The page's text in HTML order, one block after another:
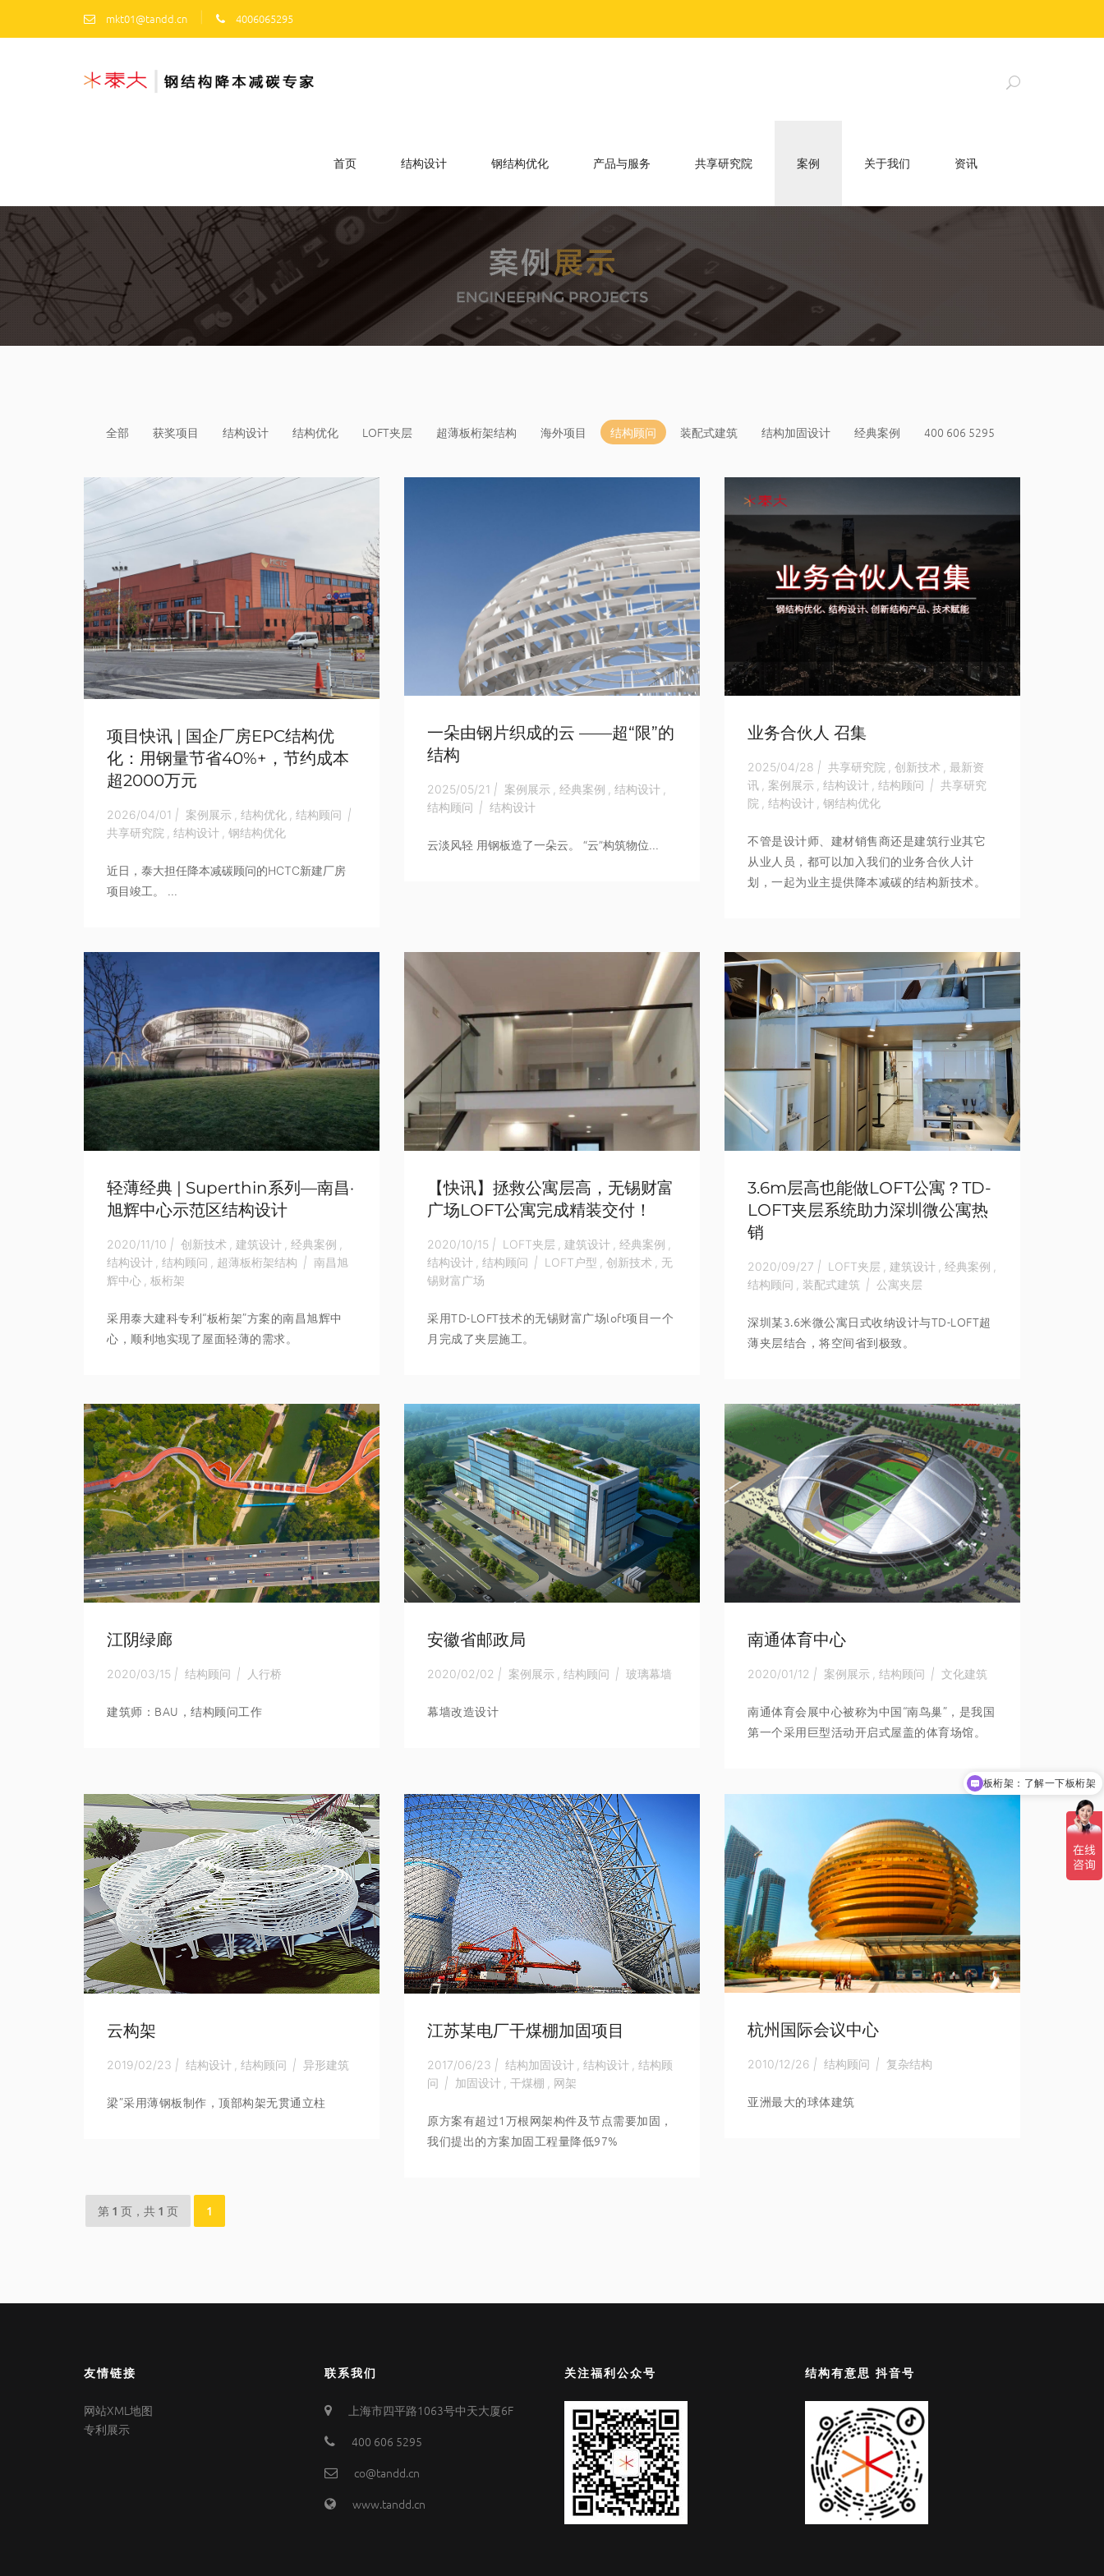
mkt01@tandd.cn 4006065295
首页 结构设计 钢结构优化 产品与服务 共享研究院 案例 关于我们 资讯
全部 获奖项目 结构设计 结构优化 LOFT夹层 超薄板桁架结构 海外项目 结构顾问 装配式建筑 结构加固设计 经典案例 400 606 5295
项目快讯 | 国企厂房EPC结构优
化：用钢量节省40%+，节约成本
超2000万元
2026/04/01 | 案例展示 结构优化 结构顾问 |
共享研究院
结构设计 钢结构优化
近日，泰大担任降本减碳顾问的HCTC新建厂房
项目竣工。 ...
一朵由钢片织成的云 ——超“限”的
结构
2025/05/21 | 案例展示 经典案例 结构设计
结构顾问 | 结构设计
云淡风轻 用钢板造了一朵云。 “云”构筑物位...
业务合伙人 召集
2025/04/28 | 共享研究院 创新技术
最新资
讯
案例展示 结构设计 结构顾问 | 共享研究
院
结构设计 钢结构优化
不管是设计师、建材销售商还是建筑行业其它
从业人员，都可以加入我们的业务合伙人计
划，一起为业主提供降本减碳的结构新技术。
轻薄经典 | Superthin系列—南昌·
旭辉中心示范区结构设计
2020/11/10 | 创新技术 建筑设计 经典案例
结构设计
结构顾问 超薄板桁架结构 | 南昌旭
辉中心
板桁架
采用泰大建科专利“板桁架”方案的南昌旭辉中
心，顺利地实现了屋面轻薄的需求。
【快讯】拯救公寓层高，无锡财富
广场LOFT公寓完成精装交付！
2020/10/15 | LOFT夹层 建筑设计 经典案例
结构设计
结构顾问 | LOFT户型 创新技术
无
锡财富广场
采用TD-LOFT技术的无锡财富广场loft项目一个
月完成了夹层施工。
3.6m层高也能做LOFT公寓？TD-
LOFT夹层系统助力深圳微公寓热
销
2020/09/27 | LOFT夹层 , 建筑设计 , 经典案例 ,
结构顾问 , 装配式建筑 | 公寓夹层
深圳某3.6米微公寓日式收纳设计与TD-LOFT超
薄夹层结合，将空间省到极致。
江阴绿廊
2020/03/15 | 结构顾问 | 人行桥
建筑师：BAU，结构顾问工作
安徽省邮政局
2020/02/02 | 案例展示 结构顾问 | 玻璃幕墙
幕墙改造设计
南通体育中心
2020/01/12 | 案例展示 结构顾问 | 文化建筑
南通体育会展中心被称为中国“南鸟巢”，是我国
第一个采用巨型活动开启式屋盖的体育场馆。
云构架
2019/02/23 | 结构设计 结构顾问 | 异形建筑
梁”采用薄钢板制作，顶部构架无贯通立柱
江苏某电厂干煤棚加固项目
2017/06/23 | 结构加固设计 结构设计
结构顾
问 | 加固设计 干煤棚 网架
原方案有超过1万根网架构件及节点需要加固，
我们提出的方案加固工程量降低97%
杭州国际会议中心
2010/12/26 | 结构顾问 | 复杂结构
亚洲最大的球体建筑
第 1 页，共 1 页 1
友情链接
网站XML地图
专利展示
联系我们
上海市四平路1063号中天大厦6F
400 606 5295
co@tandd.cn
www.tandd.cn
关注福利公众号 结构有意思 抖音号
板桁架：了解一下板桁架